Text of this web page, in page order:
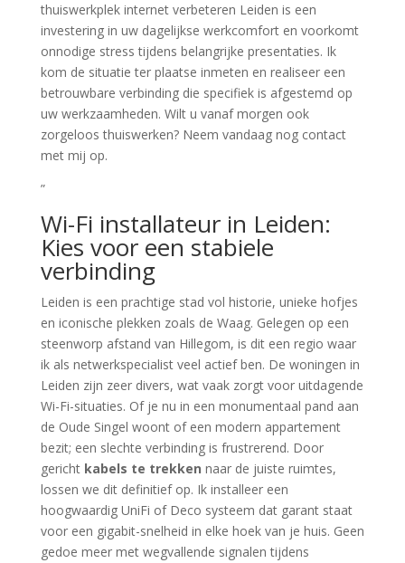
thuiswerkplek internet verbeteren Leiden is een
investering in uw dagelijkse werkcomfort en voorkomt
onnodige stress tijdens belangrijke presentaties. Ik
kom de situatie ter plaatse inmeten en realiseer een
betrouwbare verbinding die specifiek is afgestemd op
uw werkzaamheden. Wilt u vanaf morgen ook
zorgeloos thuiswerken? Neem vandaag nog contact
met mij op.
”
Wi-Fi installateur in Leiden:
Kies voor een stabiele
verbinding
Leiden is een prachtige stad vol historie, unieke hofjes
en iconische plekken zoals de Waag. Gelegen op een
steenworp afstand van Hillegom, is dit een regio waar
ik als netwerkspecialist veel actief ben. De woningen in
Leiden zijn zeer divers, wat vaak zorgt voor uitdagende
Wi-Fi-situaties. Of je nu in een monumentaal pand aan
de Oude Singel woont of een modern appartement
bezit; een slechte verbinding is frustrerend. Door
gericht kabels te trekken naar de juiste ruimtes,
lossen we dit definitief op. Ik installeer een
hoogwaardig UniFi of Deco systeem dat garant staat
voor een gigabit-snelheid in elke hoek van je huis. Geen
gedoe meer met wegvallende signalen tijdens